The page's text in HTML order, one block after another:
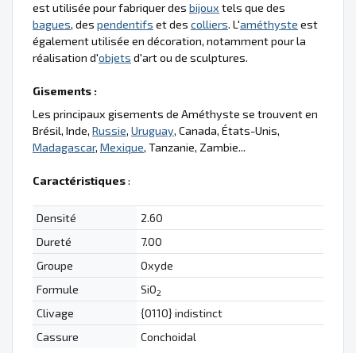
est utilisée pour fabriquer des bijoux tels que des
bagues, des pendentifs et des colliers. L'améthyste est
également utilisée en décoration, notamment pour la
réalisation d'objets d'art ou de sculptures.
Gisements :
Les principaux gisements de Améthyste se trouvent en
Brésil, Inde, Russie, Uruguay, Canada, États-Unis,
Madagascar, Mexique, Tanzanie, Zambie...
Caractéristiques:
Densité
2.60
Dureté
7.00
Groupe
Oxyde
Formule
SiO2
Clivage
{0110} indistinct
Cassure
Conchoidal